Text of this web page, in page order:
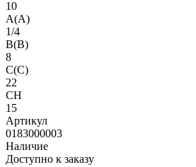
10
A(A)
1/4
B(B)
8
C(C)
22
CH
15
Артикул
0183000003
Наличие
Доступно к заказу